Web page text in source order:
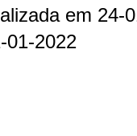
em 24-
01-2022